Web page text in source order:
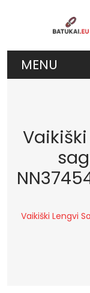
Vaikiški Lengvi